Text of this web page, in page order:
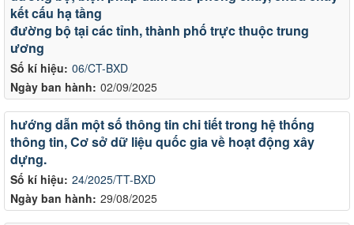
Số kí hiệu: 06/CT-BXD
Ngày ban hành: 02/09/2025
kết cấu hạ tầng
đường bộ tại các tỉnh, thành phố trực thuộc trung
ương
Số kí hiệu: 24/2025/TT-BXD
Ngày ban hành: 29/08/2025
hướng dẫn một số thông tin chi tiết trong hệ thống
thông tin, Cơ sở dữ liệu quốc gia về hoạt động xây
dựng.